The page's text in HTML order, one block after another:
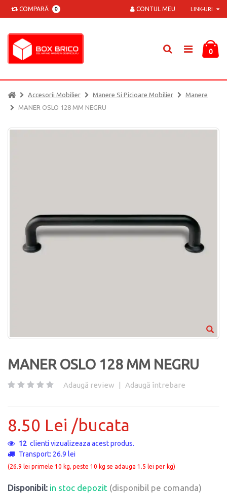
COMPARĂ 0 LINK-URI
CONTUL MEU
0
Accesorii Mobilier Manere Si Picioare Mobilier
Manere
MANER OSLO 128 MM NEGRU
MANER OSLO 128 MM NEGRU
Adaugă review | Adaugă întrebare
8.50 Lei /bucata
12 clienti vizualizeaza acest produs.
Transport: 26.9 lei
(26.9 lei primele 10 kg, peste 10 kg se adauga 1.5 lei per kg)
Disponibil: in stoc depozit (disponibil pe comanda)